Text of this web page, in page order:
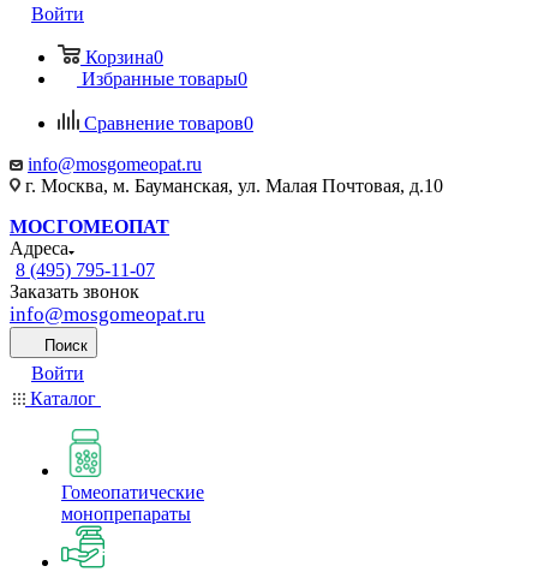
Войти
Корзина0
Избранные товары0
Сравнение товаров0
info@mosgomeopat.ru
г. Москва, м. Бауманская, ул. Малая Почтовая, д.10
МОСГОМЕОПАТ
Адреса
8 (495) 795-11-07
Заказать звонок
info@mosgomeopat.ru
Поиск
Войти
Каталог
Гомеопатические
монопрепараты